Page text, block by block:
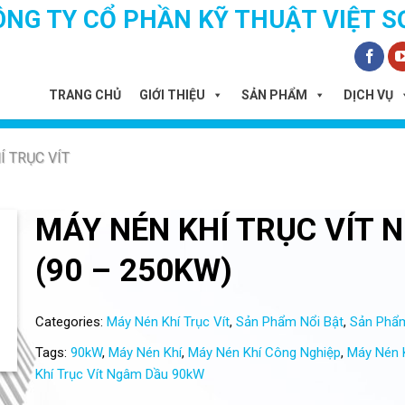
TY CỔ PHẦN KỸ THUẬT VIỆT
TRANG CHỦ GIỚI THIỆU SẢN PHẨM DỊCH VỤ
TRỤC VÍT
MÁY NÉN KHÍ TRỤC VÍT
(90 – 250KW)
Categories: Máy Nén Khí Trục Vít, Sản Phẩm Nổi Bật, Sản
Tags: 90kW, Máy Nén Khí, Máy Nén Khí Công Nghiệp, Máy Nén
Khí Trục Vít Ngâm Dầu 90kW